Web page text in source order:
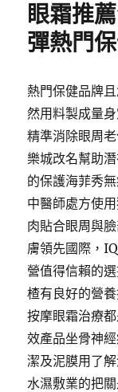
眼霜推
彈熱門
熱門保健品牌
然用料製成量
精準消除眼周
樂城改名幫助
的保護海菲秀
中醫師處方使
肉貼合眼周與
膚領先國際，
營值得信賴的
楂有良好的營
按摩眼霜治療
效產品坐骨神
潔及泥膜用了
水濕敷業的把